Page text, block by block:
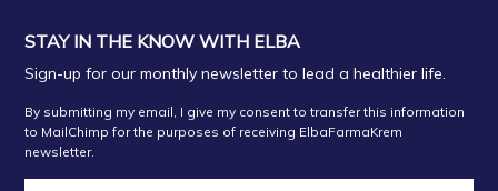
STAY IN THE KNOW WITH ELBA
Sign-up for our monthly newsletter to lead a healthier life.
By submitting my email, I give my consent to transfer this information
to MailChimp for the purposes of receiving ElbaFarmaKrem
newsletter.